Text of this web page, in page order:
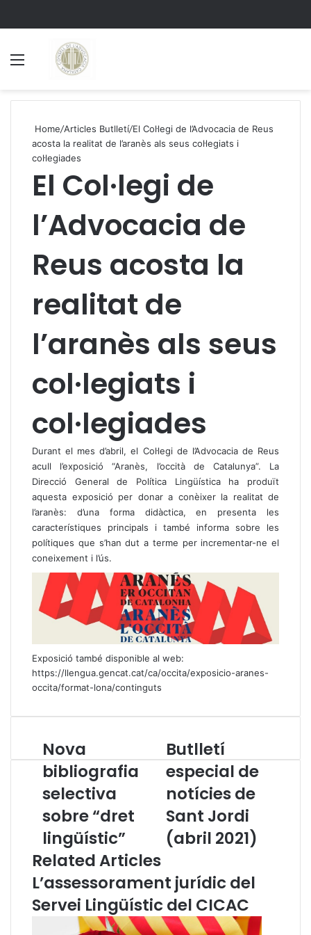
Home/Articles Butlletí/El Col·legi de l’Advocacia de Reus
acosta la realitat de l’aranès als seus col·legiats i
col·legiades
El Col·legi de
l’Advocacia de
Reus acosta la
realitat de
l’aranès als seus
col·legiats i
col·legiades
Durant el mes d’abril, el Col·legi de l’Advocacia de Reus
acull l’exposició “Aranès, l’occità de Catalunya”. La
Direcció General de Política Lingüística ha produït
aquesta exposició per donar a conèixer la realitat de
l’aranès: d’una forma didàctica, en presenta les
característiques principals i també informa sobre les
polítiques que s’han dut a terme per incrementar-ne el
coneixement i l’ús.
Exposició també disponible al web:
https://llengua.gencat.cat/ca/occita/exposicio-aranes-
occita/format-lona/continguts
N
o
v
a
i
b
l
i
o
g
r
Nova
bibliografia
selectiva
sobre “dret
lingüístic”
B
u
t
l
e
t
s
p
e
c
Butlletí
especial de
notícies de
Sant Jordi
(abril 2021)
Related Articles
L’assessorament jurídic del
Servei Lingüístic del CICAC